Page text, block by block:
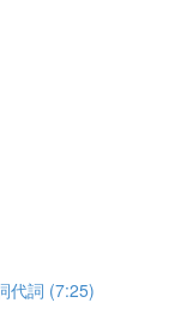
代詞 (7:25)